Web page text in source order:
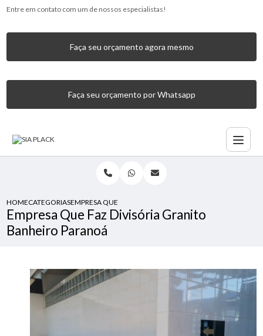
Entre em contato com um de nossos especialistas!
Faça seu orçamento agora mesmo
Faça seu orçamento por Whatsapp
HOMECATEGORIASEMPRESA QUE FAZ DIVISÓRIA GRANITO BANHEIRO
Empresa Que Faz Divisória Granito
Banheiro Paranoá